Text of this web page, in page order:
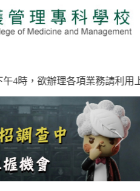
4時，欲辦理各項業務請利用
Next